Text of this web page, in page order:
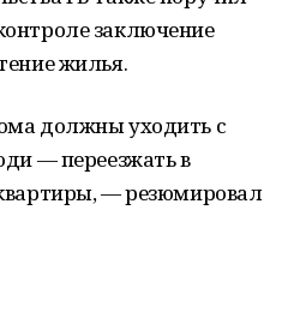
заключение
жилья.
должны уходить с
— переезжать в
— резюмировал